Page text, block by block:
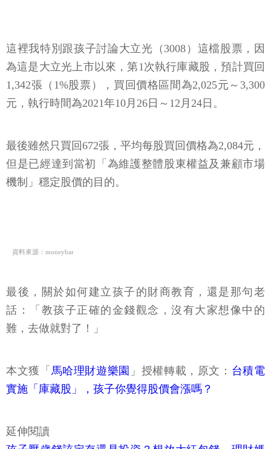
這裡我特別跟孩子討論大立光（3008）這檔股票，因
為這是大立光上市以來，第1次執行庫藏股，預計買回
1,342張（1%股票），買回價格區間為2,025元～3,300
元，執行時間為2021年10月26日～12月24日。
最後雖然只買回672張，平均每股買回價格為2,084元，
但是已經達到當初「為維護整體股東權益及兼顧市場
機制」穩定股價的目的。
資料來源：moneybar
最後，關於如何建立孩子的財商教育，還是那句老
話：「教孩子正確的金錢觀念，沒有大家想像中的
難，去做就對了！」
本文獲「 馬哈理財遊樂園 」授權轉載，原文： 台積電
實施「庫藏股」，孩子你覺得股價會漲嗎？
延伸閱讀